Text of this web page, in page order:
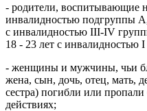
- родители, воспитывающие
инвалидностью подгруппы
с инвалидностью III-IV
18 - 23 лет с инвалидностью
- женщины и мужчины, чьи
жена, сын, дочь, отец, мать,
сестра) погибли или
действиях;